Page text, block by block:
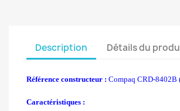
Description Détails du
Référence constructeur : Compaq CRD-8402B
Caractéristiques :